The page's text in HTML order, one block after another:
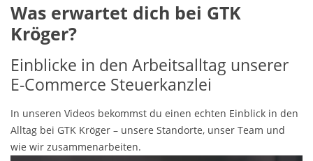
Was erwartet dich bei GTK
Kröger?
Einblicke in den Arbeitsalltag unserer
E-Commerce Steuerkanzlei
In unseren Videos bekommst du einen echten Einblick in den
Alltag bei GTK Kröger – unsere Standorte, unser Team und
wie wir zusammenarbeiten.